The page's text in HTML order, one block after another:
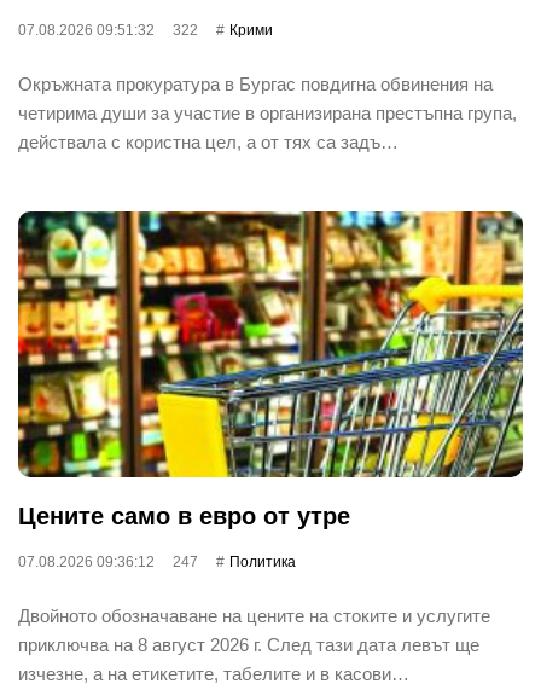
07.08.2026 09:51:32 322 Крими
Окръжната прокуратура в Бургас повдигна обвинения на
четирима души за участие в организирана престъпна група,
действала с користна цел, а от тях са задъ…
Цените само в евро от утре
07.08.2026 09:36:12 247 Политика
Двойното обозначаване на цените на стоките и услугите
приключва на 8 август 2026 г. След тази дата левът ще
изчезне, а на етикетите, табелите и в касови…